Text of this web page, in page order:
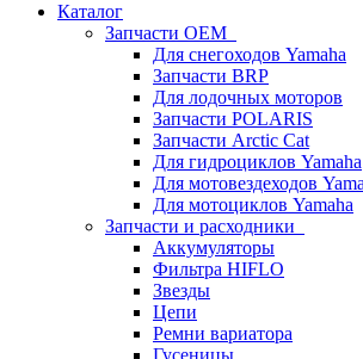
Каталог
Запчасти OEM
Для снегоходов Yamaha
Запчасти BRP
Для лодочных моторов
Запчасти POLARIS
Запчасти Arctic Cat
Для гидроциклов Yamaha
Для мотовездеходов
Для мотоциклов Yamaha
Запчасти и расходники
Аккумуляторы
Фильтра HIFLO
Звезды
Цепи
Ремни вариатора
Гусеницы